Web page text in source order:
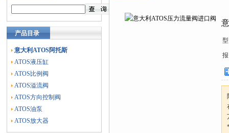
产品目录
意大利ATOS阿托斯
ATOS液压缸
ATOS比例阀
ATOS溢流阀
ATOS方向控制阀
ATOS油泵
ATOS放大器